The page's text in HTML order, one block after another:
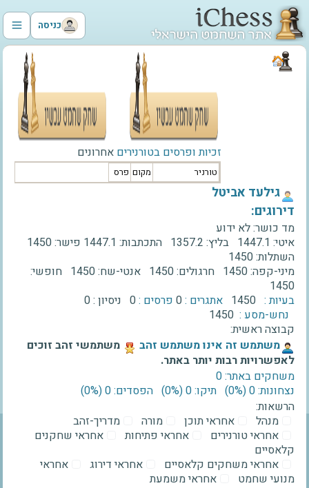
כניסה
זכיות ופרסים בטורנירים אחרונים
טורניר מקום פרס
‫גילעד אביטל‬
דירוגים:
מד כושר:לא ידוע
איטי: 1447.1 בליץ: 1357.2 התכתבות: 1447.1 פישר:1450
השתלות:1450
מיני-קפה:1450 חרגולים:1450 אנטי-שח:1450 חופשי:
1450
בעיות : 1450 אתגרים :0 פרסים :0 ניסיון :0
נחש-מסע : 1450
קבוצה ראשית:
‫משתמש זה אינו משתמש זהב‬
משתמשי זהב זוכים
לאפשרויות רבות יותר באתר.
משחקים באתר: 0
נצחונות: 0 ‫(0%)‬
תיקו: 0 ‫(0%)‬
הפסדים: 0 ‫(0%)‬
הרשאות:
מנהל
אחראי תוכן מורה
מדריך-זהב
אחראי טורנירים
אחראי פתיחות
אחראי שחקנים
קלאסיים
אחראי משחקים קלאסיים
אחראי דירוג
אחראי
מנועי שחמט
אחראי משמעת